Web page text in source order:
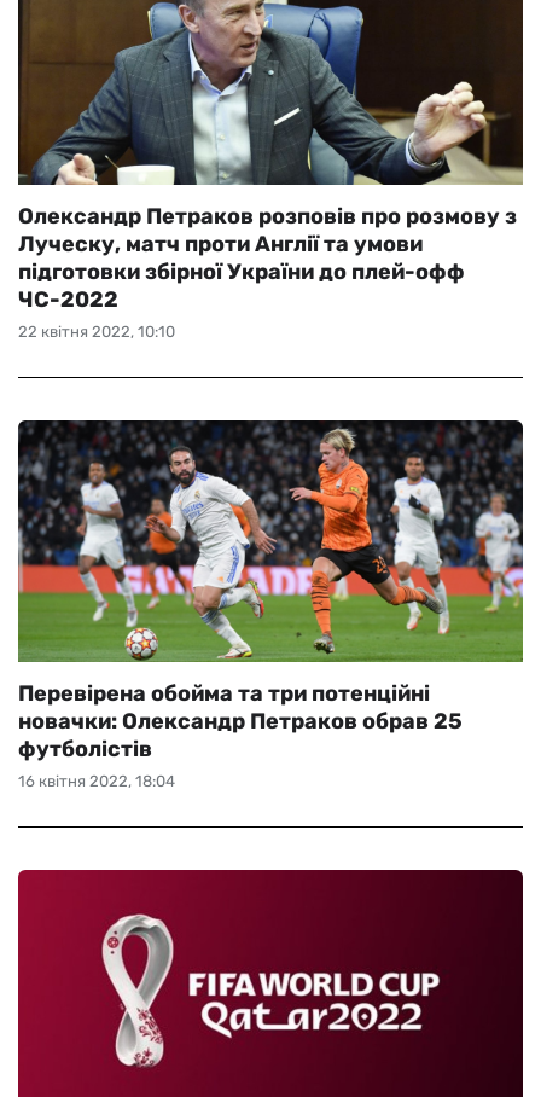
22 квітня 2022, 10:10
Олександр Петраков розповів про розмову з
Луческу, матч проти Англії та умови
підготовки збірної України до плей-офф
ЧС-2022
16 квітня 2022, 18:04
Перевірена обойма та три потенційні
новачки: Олександр Петраков обрав 25
футболістів